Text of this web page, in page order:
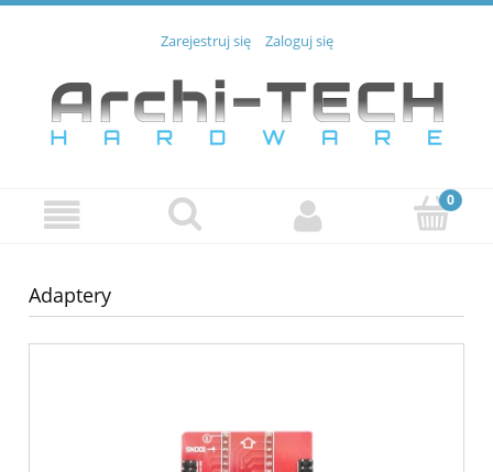
Zarejestruj się Zaloguj się
Adaptery